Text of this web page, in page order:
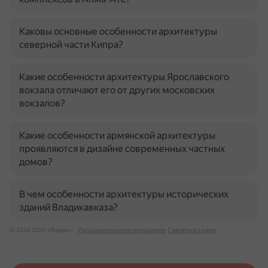
Каковы основные особенности архитектуры
северной части Кипра?
Какие особенности архитектуры Ярославского
вокзала отличают его от других московских
вокзалов?
Какие особенности армянской архитектуры
проявляются в дизайне современных частных
домов?
В чем особенности архитектуры исторических
зданий Владикавказа?
© 2026 ООО «Яндекс» Пользовательское соглашение Связаться с нами